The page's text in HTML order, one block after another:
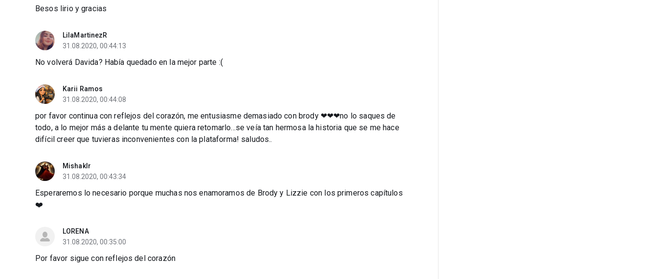
Besos lirio y gracias
LilaMartinezR
31.08.2020, 00:44:13
No volverá Davida? Había quedado en la mejor parte :(
Karii Ramos
31.08.2020, 00:44:08
por favor continua con reflejos del corazón, me entusiasme demasiado con brody ❤❤❤no lo saques de
todo, a lo mejor más a delante tu mente quiera retomarlo...se veía tan hermosa la historia que se me hace
difícil creer que tuvieras inconvenientes con la plataforma! saludos..
Mishaklr
31.08.2020, 00:43:34
Esperaremos lo necesario porque muchas nos enamoramos de Brody y Lizzie con los primeros capítulos
❤️
LORENA
31.08.2020, 00:35:00
Por favor sigue con reflejos del corazón